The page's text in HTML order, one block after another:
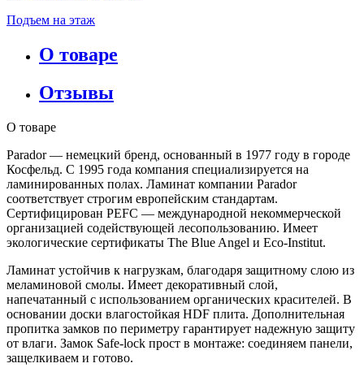
Подъем на этаж
О товаре
Отзывы
О товаре
Parador — немецкий бренд, основанный в 1977 году в городе
Косфельд. С 1995 года компания специализируется на
ламинированных полах. Ламинат компании Parador
соответствует строгим европейским стандартам.
Сертифицирован PEFC — международной некоммерческой
организацией содействующей лесопользованию. Имеет
экологические сертификаты The Blue Angel и Eco-Institut.
Ламинат устойчив к нагрузкам, благодаря защитному слою из
меламиновой смолы. Имеет декоративный слой,
напечатанный с использованием органических красителей. В
основании доски влагостойкая HDF плита. Дополнительная
пропитка замков по периметру гарантирует надежную защиту
от влаги. Замок Safe-lock прост в монтаже: соединяем панели,
защелкиваем и готово.